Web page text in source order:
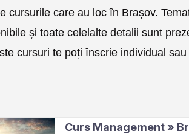
cursurile care au loc în Brașov.
și toate celelalte detalii sunt
cursuri te poți înscrie individual
Curs Management »